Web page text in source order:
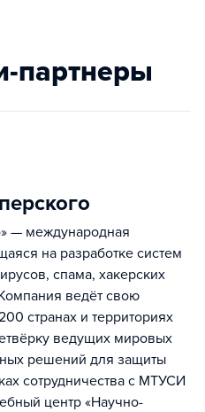
партнеры
— международная
на разработке систем
спама, хакерских
ведёт свою
странах и территориях
ведущих мировых
решений для защиты
сотрудничества с МТУСИ
центр «Научно-